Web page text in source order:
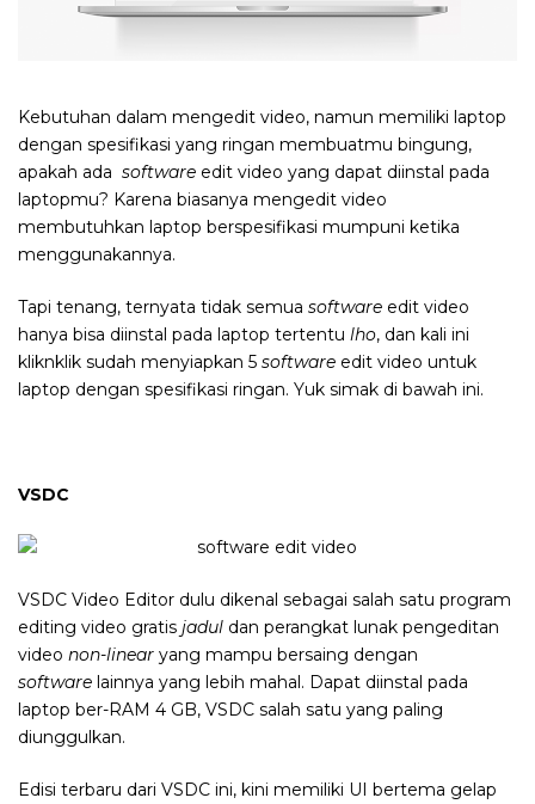
Kebutuhan dalam mengedit video, namun memiliki laptop
dengan spesifikasi yang ringan membuatmu bingung,
apakah ada software edit video yang dapat diinstal pada
laptopmu? Karena biasanya mengedit video
membutuhkan laptop berspesifikasi mumpuni ketika
menggunakannya.
Tapi tenang, ternyata tidak semua software edit video
hanya bisa diinstal pada laptop tertentu lho, dan kali ini
kliknklik sudah menyiapkan 5 software edit video untuk
laptop dengan spesifikasi ringan. Yuk simak di bawah ini.
VSDC
VSDC Video Editor dulu dikenal sebagai salah satu program
editing video gratis jadul dan perangkat lunak pengeditan
video non-linear yang mampu bersaing dengan
software lainnya yang lebih mahal. Dapat diinstal pada
laptop ber-RAM 4 GB, VSDC salah satu yang paling
diunggulkan.
Edisi terbaru dari VSDC ini, kini memiliki UI bertema gelap